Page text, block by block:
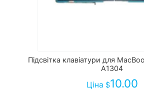
Підсвітка клавіатури для
A1304
Ціна $10.00